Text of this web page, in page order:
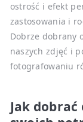
ostrość i efekt
zastosowania i
Dobrze dobrany
naszych zdjęć i
fotografowaniu
Jak